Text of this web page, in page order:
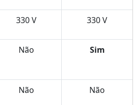
330 V 330 V
Não Sim
Não Não